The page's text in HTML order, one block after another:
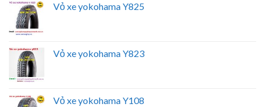
Vỏ xe yokohama Y825
Vỏ xe yokohama Y823
Vỏ xe yokohama Y108